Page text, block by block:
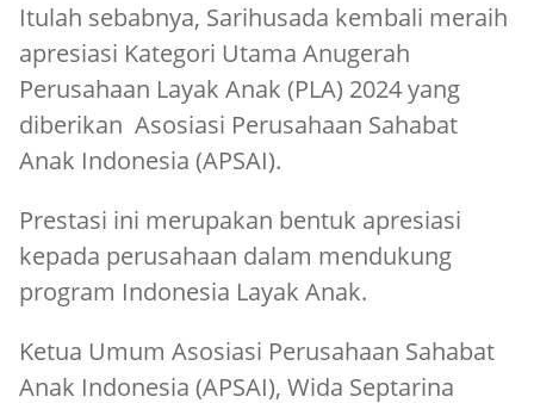
Itulah sebabnya, Sarihusada kembali meraih
apresiasi Kategori Utama Anugerah
Perusahaan Layak Anak (PLA) 2024 yang
diberikan Asosiasi Perusahaan Sahabat
Anak Indonesia (APSAI).
Prestasi ini merupakan bentuk apresiasi
kepada perusahaan dalam mendukung
program Indonesia Layak Anak.
Ketua Umum Asosiasi Perusahaan Sahabat
Anak Indonesia (APSAI), Wida Septarina